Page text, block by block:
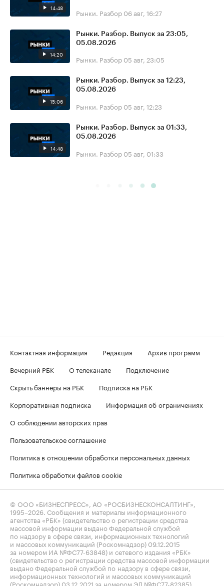
14:48 Рынки. Разбор 06 авг, 16:27
14:20
Рынки. Разбор. Выпуск за 23:05,
05.08.2026
Рынки. Разбор 05 авг, 23:05
15:06
Рынки. Разбор. Выпуск за 12:23,
05.08.2026
Рынки. Разбор 05 авг, 12:23
14:48
Рынки. Разбор. Выпуск за 01:33,
05.08.2026
Рынки. Разбор 05 авг, 01:33
Контактная информация Редакция
Архив программ
Вечерний РБК
О телеканале
Подключение
Скрыть баннеры на РБК
Подписка на РБК
Корпоративная подписка
Информация об ограничениях
О соблюдении авторских прав
Пользовательское соглашение
Политика в отношении обработки персональных данных
Политика обработки файлов cookie
© ООО «БИЗНЕСПРЕСС», АО «РОСБИЗНЕСКОНСАЛТИНГ»,
1995–2026 . Сообщения и материалы информационного
агентства «РБК» (свидетельство о регистрации средства
массовой информации выдано Федеральной службой
по надзору в сфере связи, информационных технологий
и массовых коммуникаций (Роскомнадзор) 09.12.2015
за номером ИА №ФС77-63848) и сетевого издания «РБК»
(свидетельство о регистрации средства массовой информации
выдано Федеральной службой по надзору в сфере связи,
информационных технологий и массовых коммуникаций
(Роскомнадзор) 03.12.2021 за номером ЭЛ №ФС77-82385)